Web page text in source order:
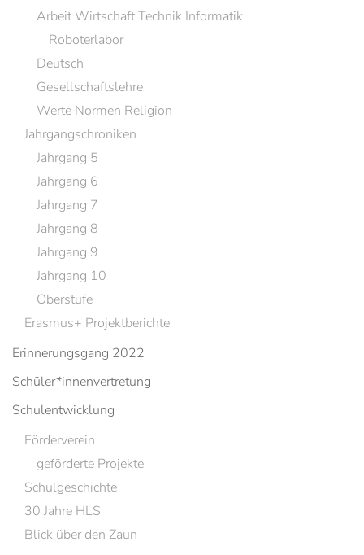
Arbeit Wirtschaft Technik Informatik
Roboterlabor
Deutsch
Gesellschaftslehre
Werte Normen Religion
Jahrgangschroniken
Jahrgang 5
Jahrgang 6
Jahrgang 7
Jahrgang 8
Jahrgang 9
Jahrgang 10
Oberstufe
Erasmus+ Projektberichte
Erinnerungsgang 2022
Schüler*innenvertretung
Schulentwicklung
Förderverein
geförderte Projekte
Schulgeschichte
30 Jahre HLS
Blick über den Zaun